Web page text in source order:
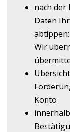
nach der
Daten
abtippen:
Wir
Konto